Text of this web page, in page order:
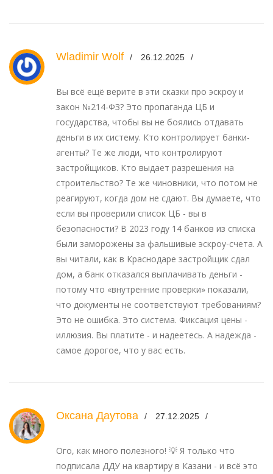
Wladimir Wolf 26.12.2025
Вы всё ещё верите в эти сказки про эскроу и
закон №214-ФЗ? Это пропаганда ЦБ и
государства, чтобы вы не боялись отдавать
деньги в их систему. Кто контролирует банки-
агенты? Те же люди, что контролируют
застройщиков. Кто выдает разрешения на
строительство? Те же чиновники, что потом не
реагируют, когда дом не сдают. Вы думаете, что
если вы проверили список ЦБ - вы в
безопасности? В 2023 году 14 банков из списка
были заморожены за фальшивые эскроу-счета. А
вы читали, как в Краснодаре застройщик сдал
дом, а банк отказался выплачивать деньги -
потому что «внутренние проверки» показали,
что документы не соответствуют требованиям?
Это не ошибка. Это система. Фиксация цены -
иллюзия. Вы платите - и надеетесь. А надежда -
самое дорогое, что у вас есть.
Оксана Даутова 27.12.2025
Ого, как много полезного! 💡 Я только что
подписала ДДУ на квартиру в Казани - и всё это